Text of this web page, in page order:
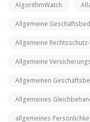
AlgorithmWatch
Allgemeine
Allgemeine
Allgemeine
Allgemeinen
Allgemeines
allgemeines